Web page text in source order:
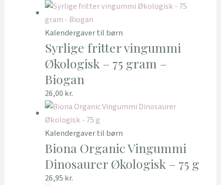
Kalendergaver til børn
Syrlige fritter vingummi
Økologisk – 75 gram –
Biogan
26,00 kr.
Kalendergaver til børn
Biona Organic Vingummi
Dinosaurer Økologisk – 75 g
26,95 kr.